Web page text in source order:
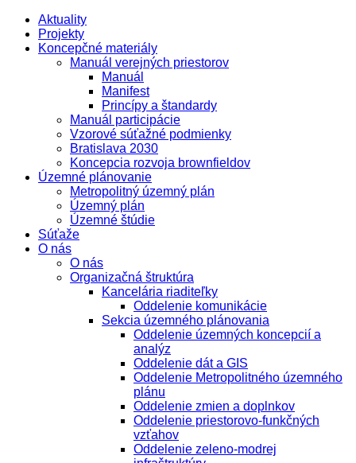
Aktuality
Projekty
Koncepčné materiály
Manuál verejných priestorov
Manuál
Manifest
Princípy a štandardy
Manuál participácie
Vzorové súťažné podmienky
Bratislava 2030
Koncepcia rozvoja brownfieldov
Územné plánovanie
Metropolitný územný plán
Územný plán
Územné štúdie
Súťaže
O nás
O nás
Organizačná štruktúra
Kancelária riaditeľky
Oddelenie komunikácie
Sekcia územného plánovania
Oddelenie územných koncepcií a
analýz
Oddelenie dát a GIS
Oddelenie Metropolitného územného
plánu
Oddelenie zmien a doplnkov
Oddelenie priestorovo-funkčných
vzťahov
Oddelenie zeleno-modrej